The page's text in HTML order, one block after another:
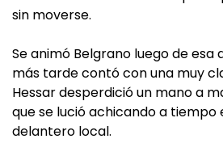
sin moverse.
Se animó Belgrano luego de esa
más tarde contó con una muy
Hessar desperdició un mano a
que se lució achicando a
delantero local.